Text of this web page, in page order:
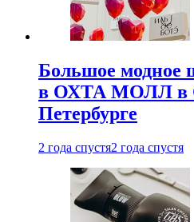
Большое модное
в ОХТА МОЛЛ в
Петербурге
2 года спустя2 года спустя